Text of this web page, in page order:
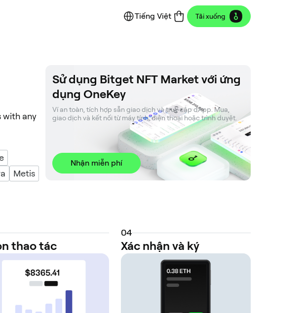
Tiếng Việt Tải xuống
with any
Metis
Sử dụng Bitget NFT Market với ứng
dụng OneKey
Ví an toàn, tích hợp sẵn giao dịch và truy cập dApp. Mua,
giao dịch và kết nối từ máy tính, điện thoại hoặc trình duyệt.
Nhận miễn phí
thao tác
04
Xác nhận và ký